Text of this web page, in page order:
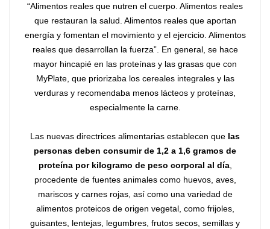
“Alimentos reales que nutren el cuerpo. Alimentos reales
que restauran la salud. Alimentos reales que aportan
energía y fomentan el movimiento y el ejercicio. Alimentos
reales que desarrollan la fuerza”. En general, se hace
mayor hincapié en las proteínas y las grasas que con
MyPlate, que priorizaba los cereales integrales y las
verduras y recomendaba menos lácteos y proteínas,
especialmente la carne.
Las nuevas directrices alimentarias establecen que las
personas deben consumir de 1,2 a 1,6 gramos de
proteína por kilogramo de peso corporal al día,
procedente de fuentes animales como huevos, aves,
mariscos y carnes rojas, así como una variedad de
alimentos proteicos de origen vegetal, como frijoles,
guisantes, lentejas, legumbres, frutos secos, semillas y